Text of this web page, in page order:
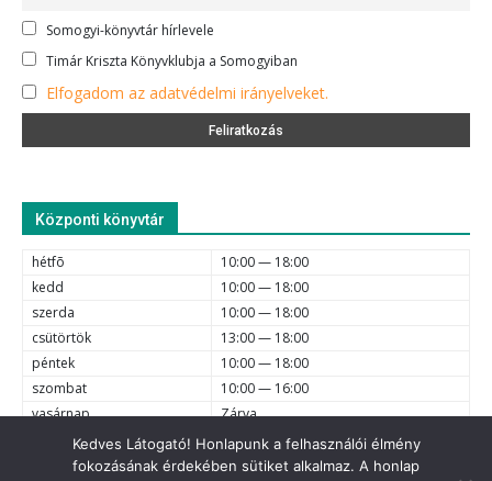
Somogyi-könyvtár hírlevele
Timár Kriszta Könyvklubja a Somogyiban
Elfogadom az adatvédelmi irányelveket.
Központi könyvtár
hétfõ
10:00 — 18:00
kedd
10:00 — 18:00
szerda
10:00 — 18:00
csütörtök
13:00 — 18:00
péntek
10:00 — 18:00
szombat
10:00 — 16:00
vasárnap
Zárva
Kedves Látogató! Honlapunk a felhasználói élmény
fokozásának érdekében sütiket alkalmaz. A honlap